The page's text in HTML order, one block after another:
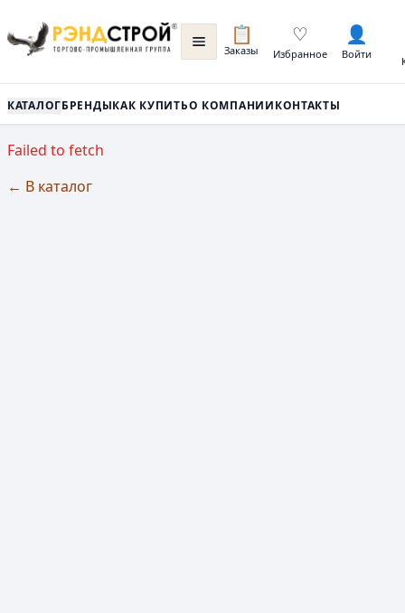
📋
Заказы
♡
Избранное
👤
Войти
КАТАЛОГБРЕНДЫКАК КУПИТЬО КОМПАНИИКОНТАКТЫ
Failed to fetch
← В каталог